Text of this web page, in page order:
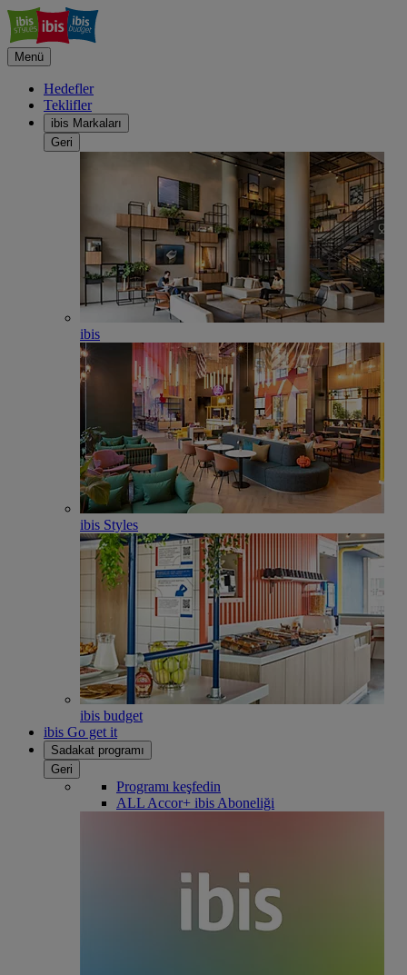
Menü
Hedefler
Teklifler
ibis Markaları
Geri
ibis
ibis Styles
ibis budget
ibis Go get it
Sadakat programı
Geri
Programı keşfedin
ALL Accor+ ibis Aboneliği